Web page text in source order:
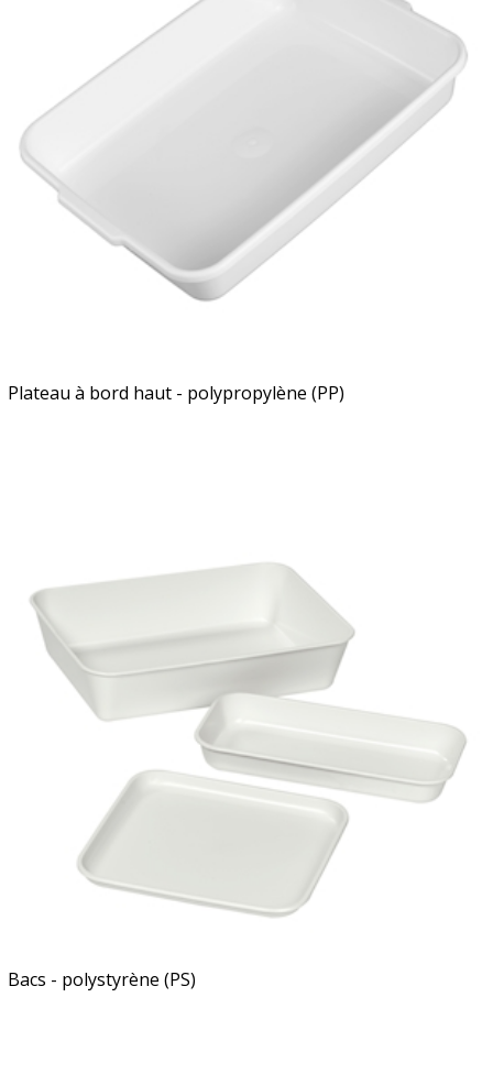
Plateau à bord haut - polypropylène (PP)
Bacs - polystyrène (PS)